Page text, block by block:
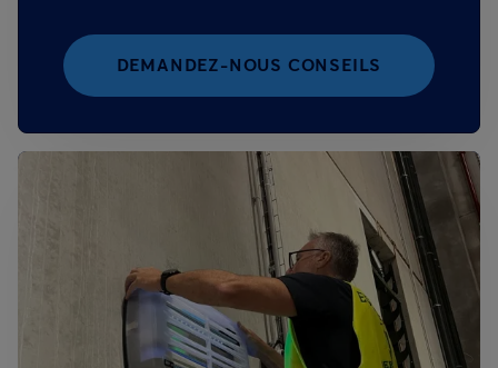
DEMANDEZ-NOUS CONSEILS